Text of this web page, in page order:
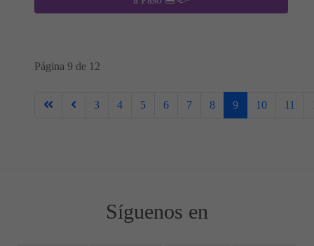
Página 9 de 12
3 4 5 6 7 8 9 10 11
Síguenos en